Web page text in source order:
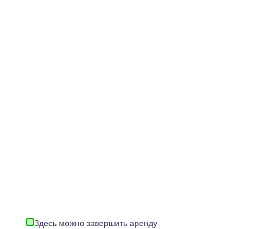
Здесь можно завершить аренду